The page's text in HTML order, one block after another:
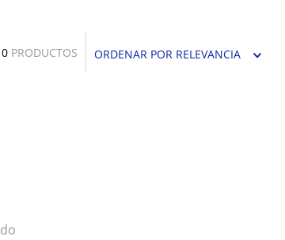
0 PRODUCTOS ORDENAR POR RELEVANCIA